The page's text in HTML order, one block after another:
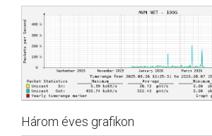
Három éves grafikon